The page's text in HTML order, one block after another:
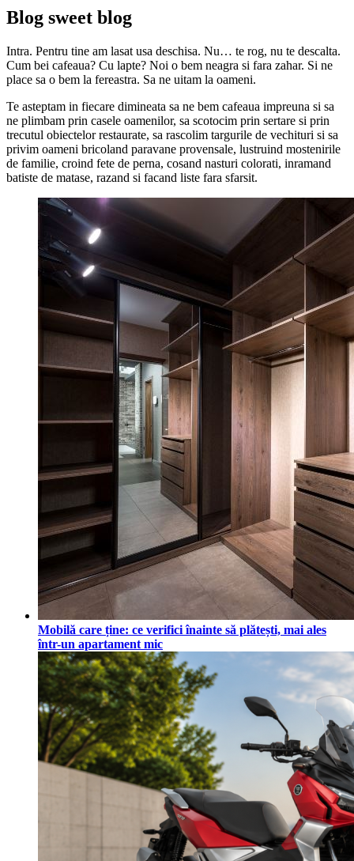
Blog sweet blog
Intra. Pentru tine am lasat usa deschisa. Nu… te rog, nu te descalta.
Cum bei cafeaua? Cu lapte? Noi o bem neagra si fara zahar. Si ne
place sa o bem la fereastra. Sa ne uitam la oameni.
Te asteptam in fiecare dimineata sa ne bem cafeaua impreuna si sa
ne plimbam prin casele oamenilor, sa scotocim prin sertare si prin
trecutul obiectelor restaurate, sa rascolim targurile de vechituri si sa
privim oameni bricoland paravane provensale, lustruind mostenirile
de familie, croind fete de perna, cosand nasturi colorati, inramand
batiste de matase, razand si facand liste fara sfarsit.
Mobilă care ține: ce verifici înainte să plătești, mai ales
într-un apartament mic